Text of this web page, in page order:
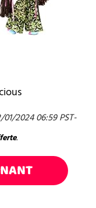
2024 06:59 PST-
.